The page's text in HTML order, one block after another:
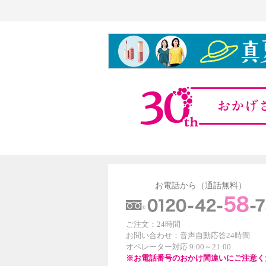
お電話から（通話無料）
ご注文：24時間
お問い合わせ：音声自動応答24時間
オペレーター対応 9:00～21:00
※お電話番号のおかけ間違いにご注意